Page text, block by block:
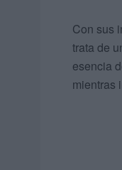
Con sus
trata de
esencia
mientras